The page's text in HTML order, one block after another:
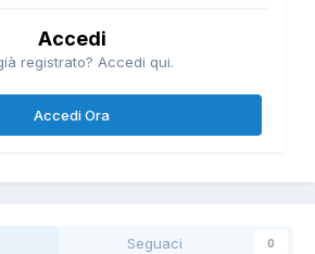
Accedi
registrato? Accedi qui.
Accedi Ora
Seguaci 0